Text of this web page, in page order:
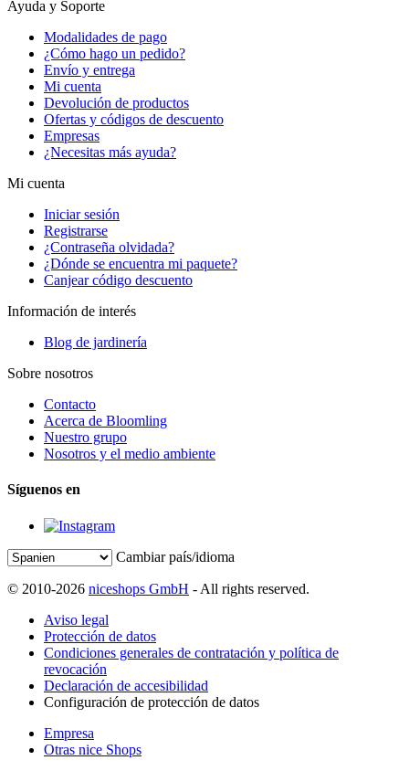
Ayuda y Soporte
Modalidades de pago
¿Cómo hago un pedido?
Envío y entrega
Mi cuenta
Devolución de productos
Ofertas y códigos de descuento
Empresas
¿Necesitas más ayuda?
Mi cuenta
Iniciar sesión
Registrarse
¿Contraseña olvidada?
¿Dónde se encuentra mi paquete?
Canjear código descuento
Información de interés
Blog de jardinería
Sobre nosotros
Contacto
Acerca de Bloomling
Nuestro grupo
Nosotros y el medio ambiente
Síguenos en
Cambiar país/idioma
© 2010-2026 niceshops GmbH - All rights reserved.
Aviso legal
Protección de datos
Condiciones generales de contratación y política de
revocación
Declaración de accesibilidad
Configuración de protección de datos
Empresa
Otras nice Shops